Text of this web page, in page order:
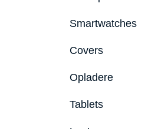
Smartwatches
Covers
Opladere
Tablets